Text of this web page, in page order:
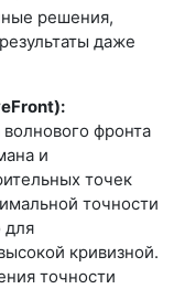
решения,
даже
фронта
и
точек
точности
для
кривизной.
точности